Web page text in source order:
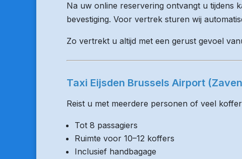
Na uw online reservering ontvangt u tijdens
bevestiging. Voor vertrek sturen wij
Zo vertrekt u altijd met een gerust gevoel
Taxi Eijsden Brussels Airport
Reist u met meerdere personen of veel
Tot 8 passagiers
Ruimte voor 10–12 koffers
Inclusief handbagage